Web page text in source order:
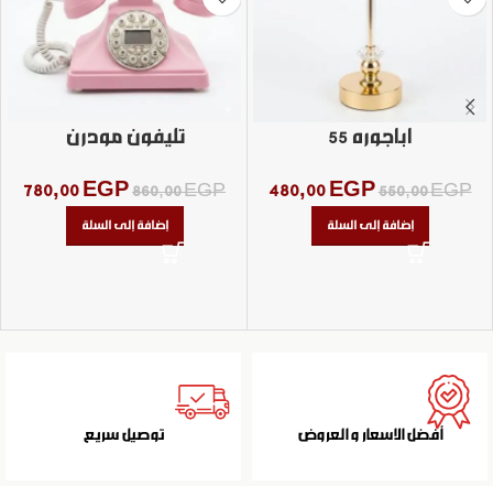
اباجوره 55
550,00EGP
480,00 EGP
إضافة إلى السلة
تليفون مودرن
860,00EGP
780,00 EGP
إضافة إلى السلة
أفضل الاسعار و العروض توصيل سريع